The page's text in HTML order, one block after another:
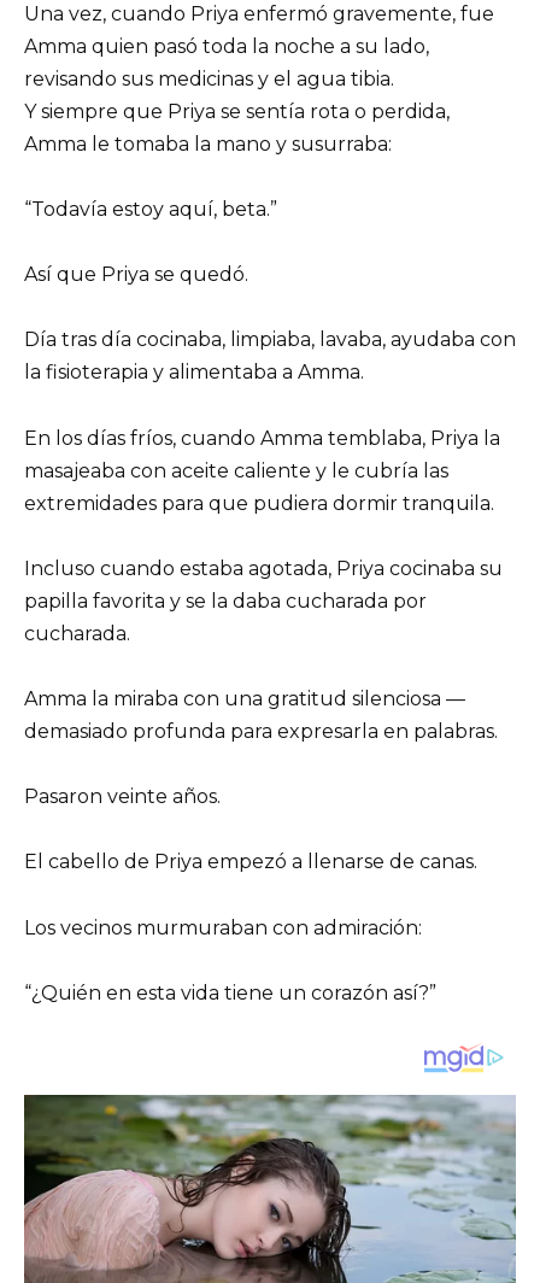
Una vez, cuando Priya enfermó gravemente, fue
Amma quien pasó toda la noche a su lado,
revisando sus medicinas y el agua tibia.
Y siempre que Priya se sentía rota o perdida,
Amma le tomaba la mano y susurraba:
“Todavía estoy aquí, beta.”
Así que Priya se quedó.
Día tras día cocinaba, limpiaba, lavaba, ayudaba con
la fisioterapia y alimentaba a Amma.
En los días fríos, cuando Amma temblaba, Priya la
masajeaba con aceite caliente y le cubría las
extremidades para que pudiera dormir tranquila.
Incluso cuando estaba agotada, Priya cocinaba su
papilla favorita y se la daba cucharada por
cucharada.
Amma la miraba con una gratitud silenciosa —
demasiado profunda para expresarla en palabras.
Pasaron veinte años.
El cabello de Priya empezó a llenarse de canas.
Los vecinos murmuraban con admiración:
“¿Quién en esta vida tiene un corazón así?”